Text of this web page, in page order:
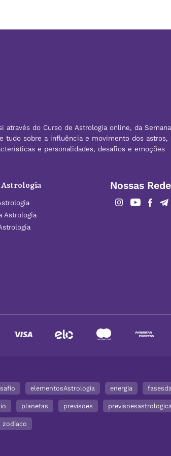
do Curso de Astrologia online, da
tudo sobre a influência e movimento dos astros,
e personalidades, desafios e emoções
Astrologia
Nossas
elementosAstrologia energia
planetas previsoes
zodiaco